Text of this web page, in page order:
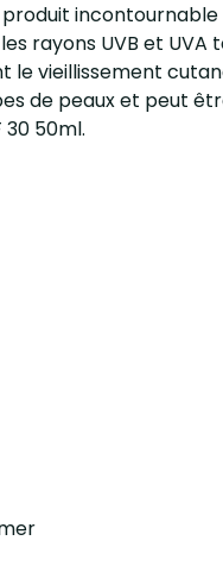
produit
rayons UVB et
le vieillissement
de peaux et peut
50ml.